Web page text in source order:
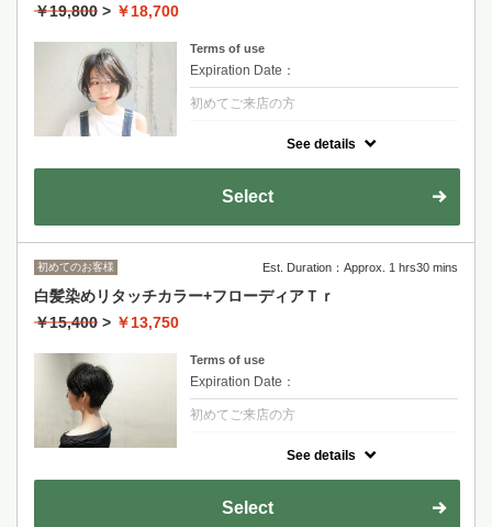
￥19,800 > ￥18,700
Terms of use
Expiration Date：
初めてご来店の方
単スタイリング
金山永周+2200
長度過鎖骨+1100~
See details
Select
初めてのお客様 Est. Duration：Approx. 1 hrs30 mins
白髪染めリタッチカラー+フローディアＴｒ
￥15,400 > ￥13,750
Terms of use
Expiration Date：
初めてご来店の方
金山永周+2200
See details
Select